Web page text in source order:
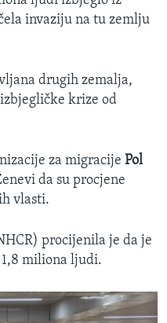
invaziju na tu zemlju
drugih zemalja,
krize od
za migracije Pol
da su procjene
vlasti.
procijenila je da je
miliona ljudi.